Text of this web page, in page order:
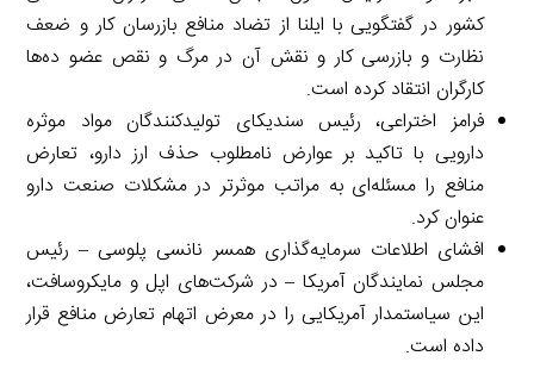
کشور در گفتگویی با ایلنا از تضاد منافع بازرسان کار و ضعف
نظارت و بازرسی کار و نقش آن در مرگ و نقص عضو ده‌ها
کارگران انتقاد کرده است.
فرامز اختراعی، رئیس سندیکای تولیدکنندگان مواد موثره
دارویی با تاکید بر عوارض نامطلوب حذف ارز دارو، تعارض
منافع را مسئله‌ای به مراتب موثرتر در مشکلات صنعت دارو
عنوان کرد.
افشای اطلاعات سرمایه‌گذاری همسر نانسی پلوسی – رئیس
مجلس نمایندگان آمریکا – در شرکت‌های اپل و مایکروسافت،
این سیاستمدار آمریکایی را در معرض اتهام تعارض منافع قرار
داده است.